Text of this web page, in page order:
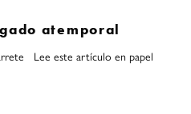
atemporal
Lee este artículo en papel